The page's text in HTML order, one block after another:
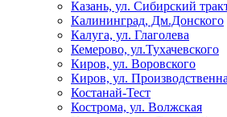
Казань, ул. Сибирский
Калининград, Дм.Донского
Калуга, ул. Глаголева
Кемерово, ул.Тухачевского
Киров, ул. Воровского
Киров, ул.
Костанай-Тест
Кострома, ул. Волжская